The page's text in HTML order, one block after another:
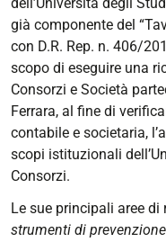
già componente del
con D.R. Rep. n. 406/
scopo di eseguire una
Consorzi e Società
Ferrara, al fine di
contabile e societaria,
scopi istituzionali
Consorzi.
Le sue principali aree di
strumenti di